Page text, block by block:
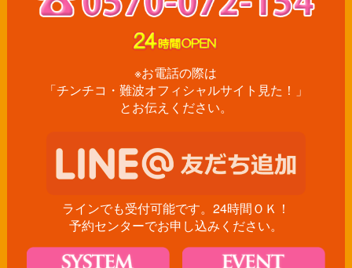
※お電話の際は
「チンチコ・難波オフィシャルサイト見た！」
とお伝えください。
ラインでも受付可能です。24時間ＯＫ！
予約センターでお申し込みください。